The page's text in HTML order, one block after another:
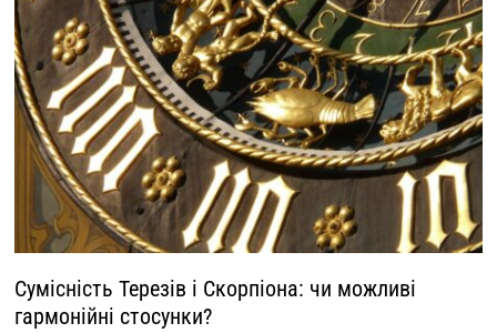
Сумісність Терезів і Скорпіона: чи можливі
гармонійні стосунки?